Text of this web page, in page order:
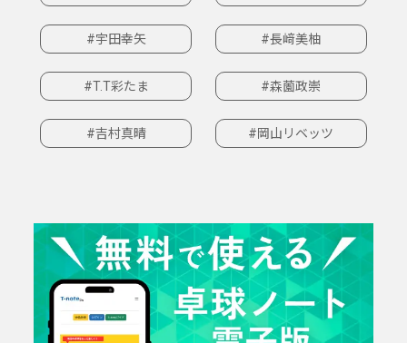
#宇田幸矢 #長﨑美柚
#T.T彩たま #森薗政崇
#吉村真晴 #岡山リベッツ